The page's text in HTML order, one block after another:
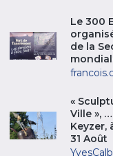
Le 300
de la
«
Ville »,
Keyzer,
31 Août